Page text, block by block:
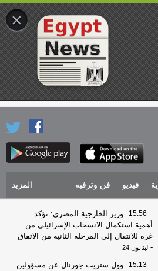
فيديو فن وترفيه المزيد
15:56
وزير الخارجية المصري: نؤكد
أهمية استكمال الانسحاب الإسرائيلي من
غزة للانتقال إلى المرحلة الثانية من الاتفاق
- لبنانون 24
15:13
وول ستريت جورنال عن مسؤولين
×